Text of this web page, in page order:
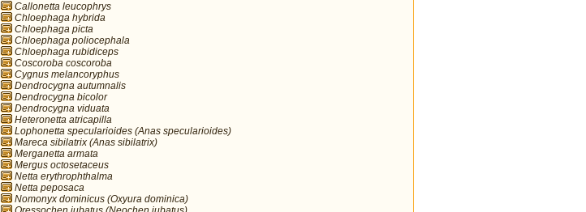
Callonetta leucophrys
Chloephaga hybrida
Chloephaga picta
Chloephaga poliocephala
Chloephaga rubidiceps
Coscoroba coscoroba
Cygnus melancoryphus
Dendrocygna autumnalis
Dendrocygna bicolor
Dendrocygna viduata
Heteronetta atricapilla
Lophonetta specularioides (Anas specularioides)
Mareca sibilatrix (Anas sibilatrix)
Merganetta armata
Mergus octosetaceus
Netta erythrophthalma
Netta peposaca
Nomonyx dominicus (Oxyura dominica)